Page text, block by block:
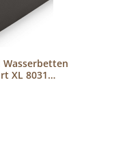
Wasserbetten
XL 8031